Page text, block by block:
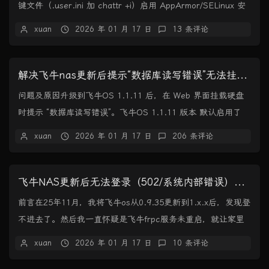
键文件（.user.ini 加 chattr +i）启用 AppArmor/SELinux 安
xuan 2026 年 01 月 17 日 13 条评论
解决飞牛nas更新后提示“数据库读写错误”无法挂载硬盘
问题及原因升级到飞牛OS 1.1.11 后，在 Web 界面挂载硬盘
时提示 “数据库读写错误”。飞牛OS 1.1.11 版本 默认启用了
xuan 2026 年 01 月 17 日 206 条评论
飞牛NAS更新后无法登录（502/系统内部错误）解决方案
前言在25年11月，我将飞牛os从0.9.35更新到1.x.x后，发现登
不进去了。然后我一直怀疑是飞牛frpc服务未重启，就让家里
xuan 2026 年 01 月 17 日 10 条评论